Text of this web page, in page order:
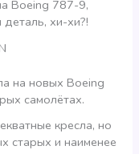
Boeing 787-9,
хи-хи?!
на новых Boeing
самолётах.
кресла, но
старых и наименее